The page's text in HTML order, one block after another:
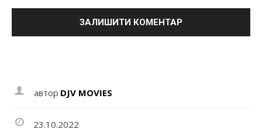
автор DJV MOVIES
23.10.2022